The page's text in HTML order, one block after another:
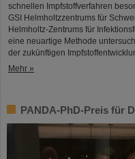
schnellen Impfstoffverfahren
GSI Helmholtzzentrums für
Helmholtz-Zentrums für
eine neuartige Methode
der zukünftigen
Mehr »
PANDA-PhD-Preis für